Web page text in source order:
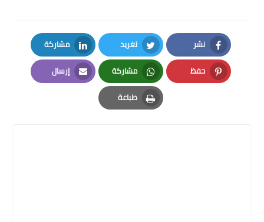
نشر
Facebook
تغريد
Twitter
مشاركة
LinkedIn
حفظ
Pinterest
مشاركة
Whatsapp
إرسال
Email
طباعة
Print